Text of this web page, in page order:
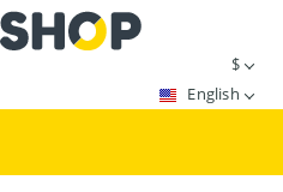
$
English